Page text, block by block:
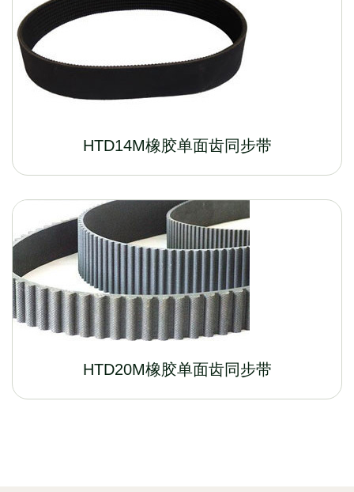
HTD14M橡胶单面齿同步带
HTD20M橡胶单面齿同步带